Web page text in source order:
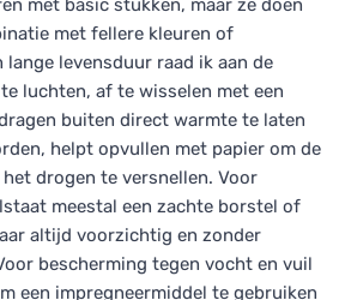
met fellere kleuren of
lange levensduur raad ik aan de
luchten, af te wisselen met een
buiten direct warmte te laten
helpt opvullen met papier om de
drogen te versnellen. Voor
meestal een zachte borstel of
altijd voorzichtig en zonder
bescherming tegen vocht en vuil
een impregneermiddel te gebruiken